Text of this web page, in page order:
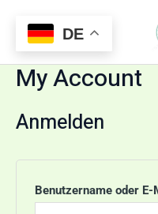
springenMenu
My Account
Anmelden
Benutzername oder
DE